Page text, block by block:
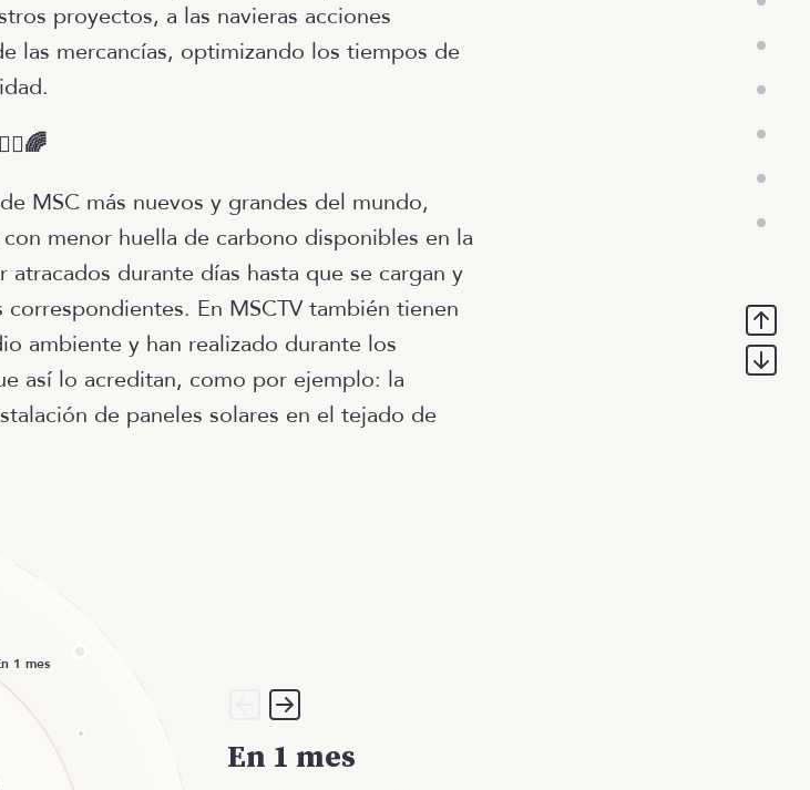
proyectos, a las navieras acciones
las mercancías, optimizando los tiempos de
MSC más nuevos y grandes del mundo,
menor huella de carbono disponibles en la
durante días hasta que se cargan y
En MSCTV también tienen
ambiente y han realizado durante los
así lo acreditan, como por ejemplo: la
de paneles solares en el tejado de
En 1 mes